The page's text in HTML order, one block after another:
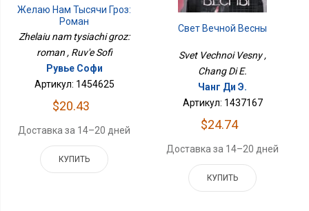
Желаю Нам Тысячи Гроз:
Роман
Zhelaiu nam tysiachi groz:
roman , Ruv'e Sofi
Рувье Софи
Артикул: 1454625
$20.43
Доставка за 14–20 дней
КУПИТЬ
Свет Вечной Весны
Svet Vechnoi Vesny ,
Chang Di E.
Чанг Ди Э.
Артикул: 1437167
$24.74
Доставка за 14–20 дней
КУПИТЬ